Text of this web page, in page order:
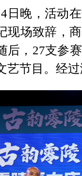
4日晚，活动
现场致辞，
后，27支参
艺节目。经